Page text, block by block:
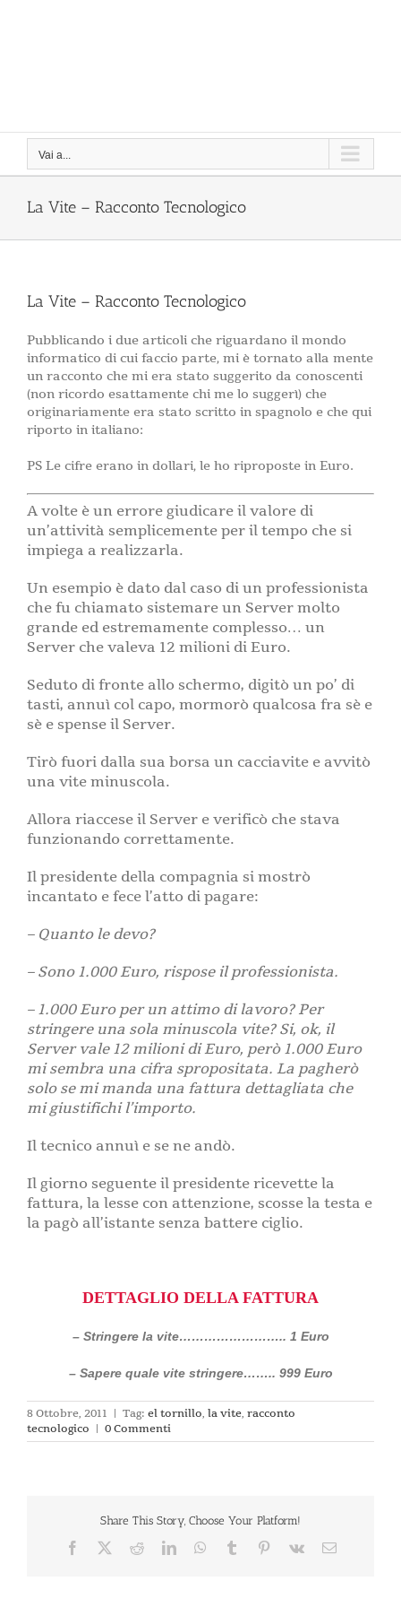
Vai a...
La Vite – Racconto Tecnologico
La Vite – Racconto Tecnologico
Pubblicando i due articoli che riguardano il mondo
informatico di cui faccio parte, mi è tornato alla mente
un racconto che mi era stato suggerito da conoscenti
(non ricordo esattamente chi me lo suggerì) che
originariamente era stato scritto in spagnolo e che qui
riporto in italiano:
PS Le cifre erano in dollari, le ho riproposte in Euro.
A volte è un errore giudicare il valore di
un’attività semplicemente per il tempo che si
impiega a realizzarla.
Un esempio è dato dal caso di un professionista
che fu chiamato sistemare un Server molto
grande ed estremamente complesso… un
Server che valeva 12 milioni di Euro.
Seduto di fronte allo schermo, digitò un po’ di
tasti, annuì col capo, mormorò qualcosa fra sè e
sè e spense il Server.
Tirò fuori dalla sua borsa un cacciavite e avvitò
una vite minuscola.
Allora riaccese il Server e verificò che stava
funzionando correttamente.
Il presidente della compagnia si mostrò
incantato e fece l’atto di pagare:
– Quanto le devo?
– Sono 1.000 Euro, rispose il professionista.
– 1.000 Euro per un attimo di lavoro? Per
stringere una sola minuscola vite? Si, ok, il
Server vale 12 milioni di Euro, però 1.000 Euro
mi sembra una cifra spropositata. La pagherò
solo se mi manda una fattura dettagliata che
mi giustifichi l’importo.
Il tecnico annuì e se ne andò.
Il giorno seguente il presidente ricevette la
fattura, la lesse con attenzione, scosse la testa e
la pagò all’istante senza battere ciglio.
DETTAGLIO DELLA FATTURA
– Stringere la vite…………………….. 1 Euro
– Sapere quale vite stringere…….. 999 Euro
8 Ottobre, 2011 | Tag: el tornillo, la vite, racconto
tecnologico | 0 Commenti
Share This Story, Choose Your Platform!
Facebook RedditLinkedInWhatsApp
Tumblr Pinterest
Vk Email